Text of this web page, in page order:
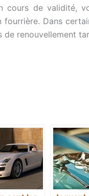
cours de validité,
Dans
de renouvellement